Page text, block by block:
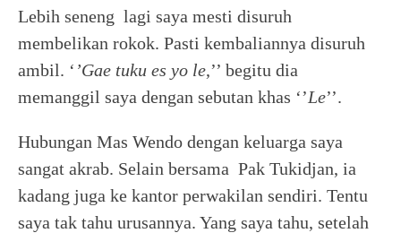
Lebih seneng lagi saya mesti disuruh
membelikan rokok. Pasti kembaliannya disuruh
ambil. ‘ ’Gae tuku es yo le,’’ begitu dia
memanggil saya dengan sebutan khas ‘’Le’’.
Hubungan Mas Wendo dengan keluarga saya
sangat akrab. Selain bersama Pak Tukidjan, ia
kadang juga ke kantor perwakilan sendiri. Tentu
saya tak tahu urusannya. Yang saya tahu, setelah